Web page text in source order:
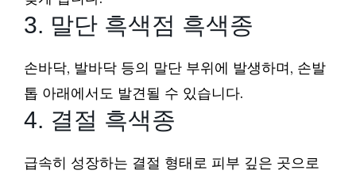
3. 말단 흑색점 흑색종
손바닥, 발바닥 등의 말단 부위에 발생하며, 손발
톱 아래에서도 발견될 수 있습니다.
4. 결절 흑색종
급속히 성장하는 결절 형태로 피부 깊은 곳으로